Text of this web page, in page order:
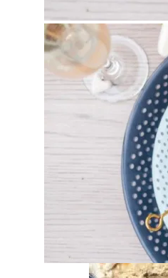
Как
Мода Для
Охранно-